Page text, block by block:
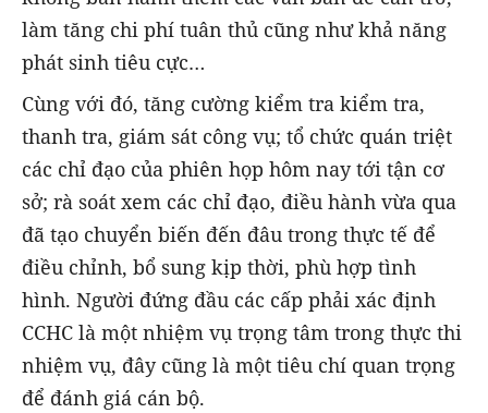
làm tăng chi phí tuân thủ cũng như khả năng
phát sinh tiêu cực…
Cùng với đó, tăng cường kiểm tra kiểm tra,
thanh tra, giám sát công vụ; tổ chức quán triệt
các chỉ đạo của phiên họp hôm nay tới tận cơ
sở; rà soát xem các chỉ đạo, điều hành vừa qua
đã tạo chuyển biến đến đâu trong thực tế để
điều chỉnh, bổ sung kịp thời, phù hợp tình
hình. Người đứng đầu các cấp phải xác định
CCHC là một nhiệm vụ trọng tâm trong thực thi
nhiệm vụ, đây cũng là một tiêu chí quan trọng
để đánh giá cán bộ.